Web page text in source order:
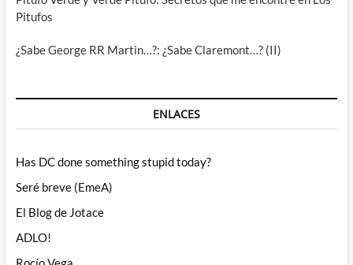
Pitufos
¿Sabe George RR Martin…?: ¿Sabe Claremont…? (II)
ENLACES
Has DC done something stupid today?
Seré breve (EmeA)
El Blog de Jotace
ADLO!